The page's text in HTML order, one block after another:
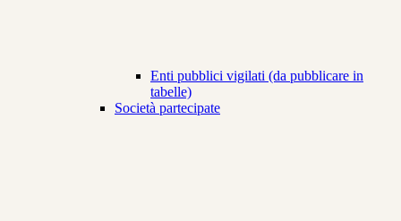
Enti pubblici vigilati (da pubblicare in
tabelle)
Società partecipate